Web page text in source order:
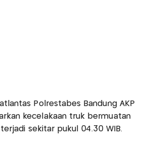
Polrestabes Bandung AKP
kecelakaan truk bermuatan
sekitar pukul 04.30 WIB.